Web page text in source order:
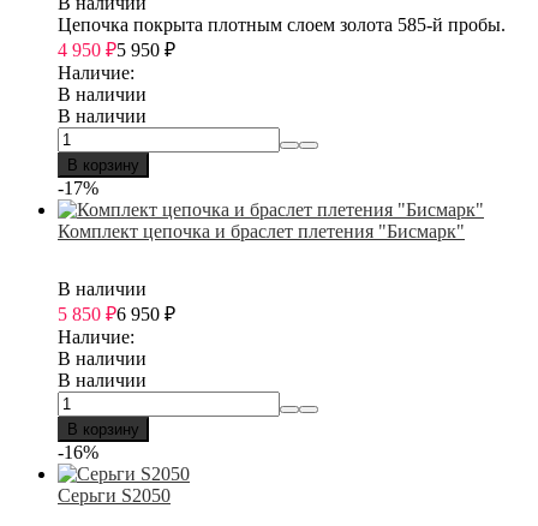
Цепочка покрыта плотным слоем золота 585-й пробы.
4 950 ₽5 950 ₽
Наличие:
В наличии
В наличии
В корзину
-17%
Комплект цепочка и браслет плетения "Бисмарк"
В наличии
5 850 ₽6 950 ₽
Наличие:
В наличии
В наличии
В корзину
-16%
Серьги S2050